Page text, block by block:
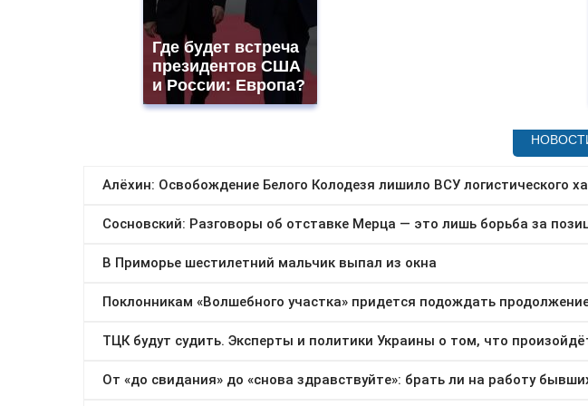
Где будет встреча
президентов США
и России: Европа?